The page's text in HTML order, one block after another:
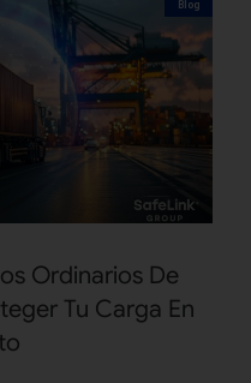
Blog
Ordinarios De
Tu Carga En